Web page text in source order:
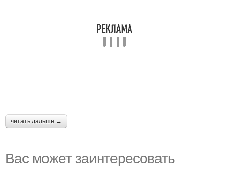
читать дальше →
Вас может заинтересовать